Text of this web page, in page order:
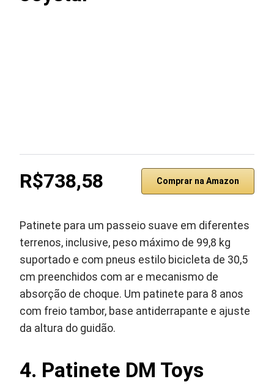
R$738,58 Comprar na Amazon
Patinete para um passeio suave em diferentes
terrenos, inclusive, peso máximo de 99,8 kg
suportado e com pneus estilo bicicleta de 30,5
cm preenchidos com ar e mecanismo de
absorção de choque. Um patinete para 8 anos
com freio tambor, base antiderrapante e ajuste
da altura do guidão.
4. Patinete DM Toys